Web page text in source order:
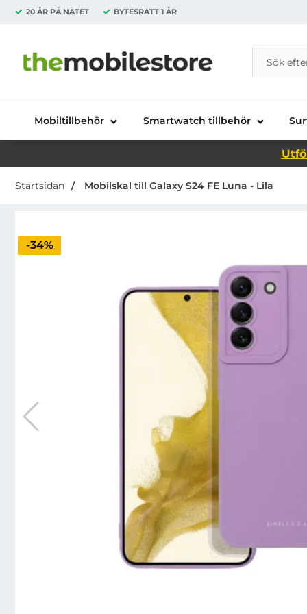
20 ÅR PÅ NÄTET BYTESRÄTT 1 ÅR
Startsidan för Danira Telecom AB
Sök
Sök på
Mobiltillbehör Smartwatch tillbehör
Startsidan Mobilskal till Galaxy S24 FE Luna - Lila
Priset är nedsatt med
-34%